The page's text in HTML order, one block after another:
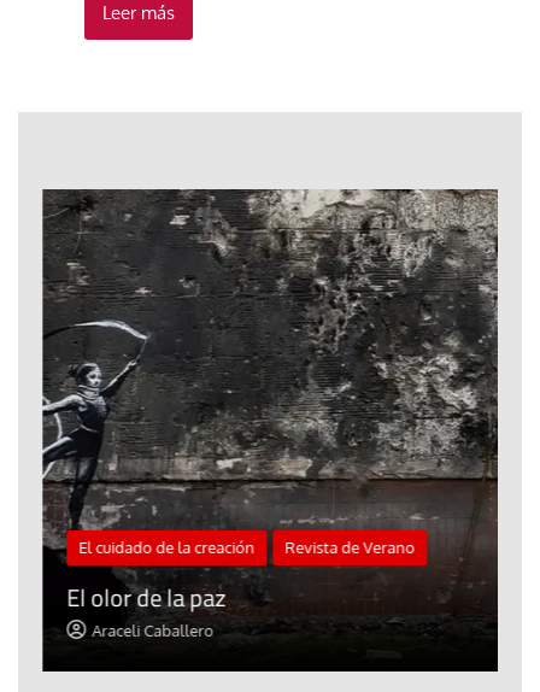
Leer más
El cuidado de la creación Revista de Verano
El olor de la paz
Araceli Caballero